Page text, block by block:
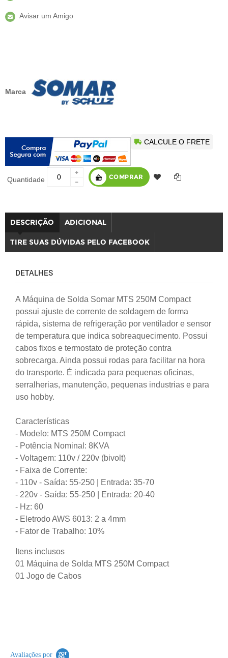
Avisar um Amigo
Marca
CALCULE O FRETE
Quantidade COMPRAR
DESCRIÇÃO ADICIONAL
TIRE SUAS DÚVIDAS PELO FACEBOOK
DETALHES
A Máquina de Solda Somar MTS 250M Compact
possui ajuste de corrente de soldagem de forma
rápida, sistema de refrigeração por ventilador e sensor
de temperatura que indica sobreaquecimento. Possui
cabos fixos e termostato de proteção contra
sobrecarga. Ainda possui rodas para facilitar na hora
do transporte. É indicada para pequenas oficinas,
serralherias, manutenção, pequenas industrias e para
uso hobby.
Características
- Modelo: MTS 250M Compact
- Potência Nominal: 8KVA
- Voltagem: 110v / 220v (bivolt)
- Faixa de Corrente:
- 110v - Saída: 55-250 | Entrada: 35-70
- 220v - Saída: 55-250 | Entrada: 20-40
- Hz: 60
- Eletrodo AWS 6013: 2 a 4mm
- Fator de Trabalho: 10%
Itens inclusos
01 Máquina de Solda MTS 250M Compact
01 Jogo de Cabos
Avaliações por